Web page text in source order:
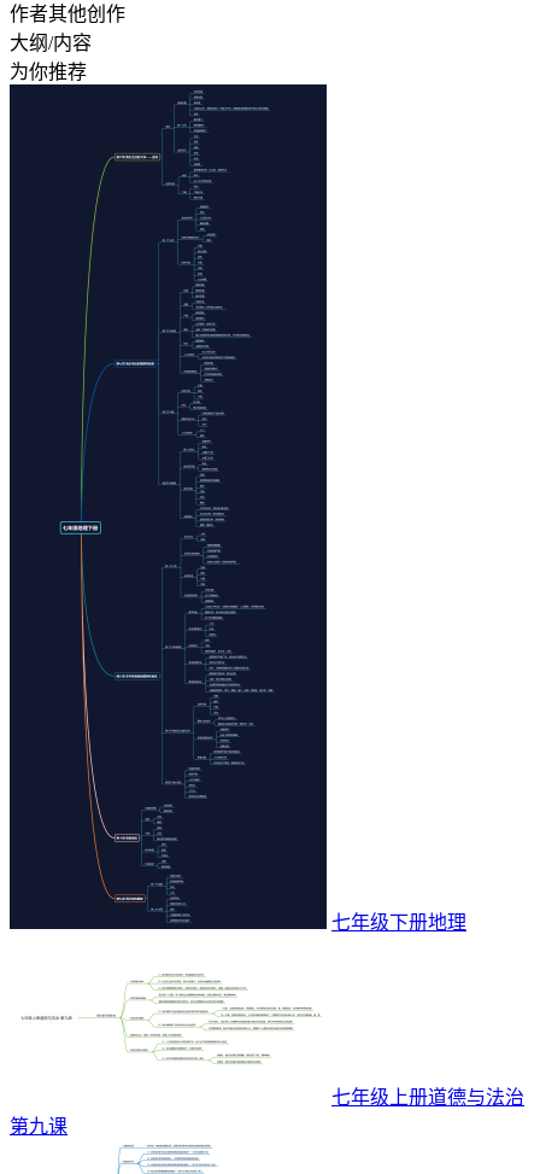
作者其他创作
大纲/内容
为你推荐
七年级下册地理
七年级上册道德与法治
第九课